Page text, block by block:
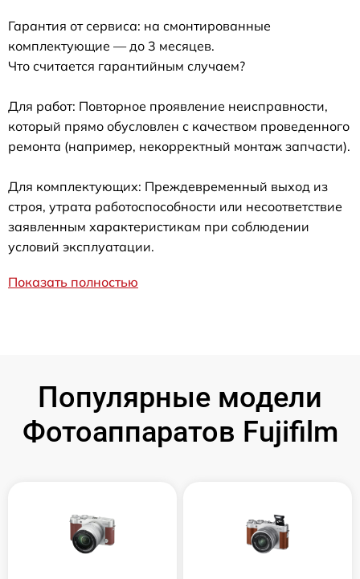
Гарантия от сервиса: на смонтированные
комплектующие — до 3 месяцев.
Что считается гарантийным случаем?
Для работ: Повторное проявление неисправности,
который прямо обусловлен с качеством проведенного
ремонта (например, некорректный монтаж запчасти).
Для комплектующих: Преждевременный выход из
строя, утрата работоспособности или несоответствие
заявленным характеристикам при соблюдении
условий эксплуатации.
Показать полностью
Популярные модели
Фотоаппаратов Fujifilm